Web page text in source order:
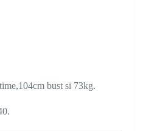
bust si 73kg.